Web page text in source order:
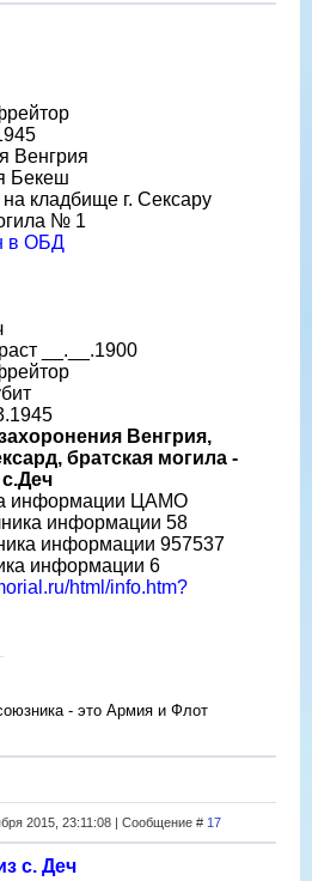
Венгрия
Бекеш
кладбище г. Сексару
№ 1
в ОБД
__.__.1900
Венгрия,
братская могила -
информации ЦАМО
информации 58
информации 957537
информации 6
html/info.htm?
- это Армия и Флот
2015, 23:11:08 | Сообщение # 17
с. Деч